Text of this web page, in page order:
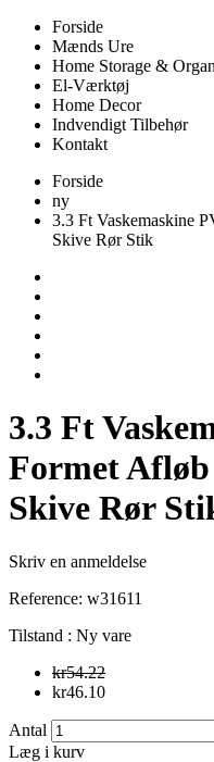
Forside
Mænds Ure
Home Storage &
El-Værktøj
Home Decor
Indvendigt Tilbehør
Kontakt
Forside
ny
3.3 Ft Vaskemaskine
Skive Rør Stik
3.3 Ft
Formet Afløb
Skive Rør
Skriv en anmeldelse
Reference: w31611
Tilstand : Ny vare
kr54.22
kr46.10
Antal
Læg i kurv